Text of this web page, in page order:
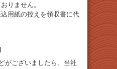
りません。
用紙の控えを領収書に代
がございましたら、当社